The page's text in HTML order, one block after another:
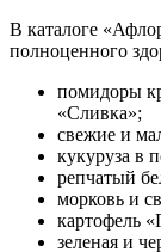
В каталоге
полноценного
помидоры
«Сливка»;
свежие и
кукуруза в
репчатый
морковь и
картофель
зеленая и